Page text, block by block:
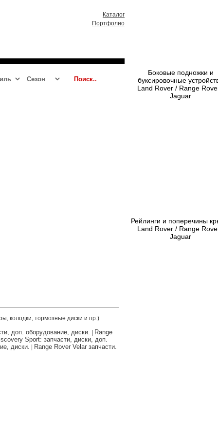
Каталог
Портфолио
Боковые подножки и
буксировочные
Land Rover / Range
Jaguar
Рейлинги и поперечины
Land Rover / Range
Jaguar
колодки, тормозные диски и пр.)
доп. оборудование, диски.
Range
Sport: запчасти, диски, доп.
диски. Range Rover Velar запчасти.